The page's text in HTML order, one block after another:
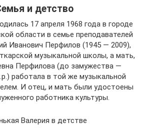
и детство
17 апреля 1968 года в городе
области в семье преподавателей
Иванович Перфилов (1945 — 2009),
музыкальной школы, а мать,
Перфилова (до замужества —
работала в той же музыкальной
И отец, и мать были удостоены
работника культуры.
Валерия в детстве